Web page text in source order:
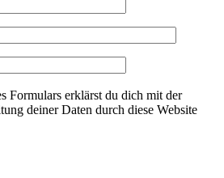
Formulars erklärst du dich mit der
deiner Daten durch diese Website